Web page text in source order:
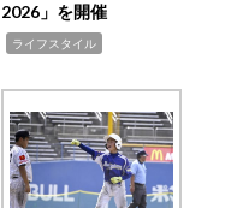
2026」を開催
ライフスタイル